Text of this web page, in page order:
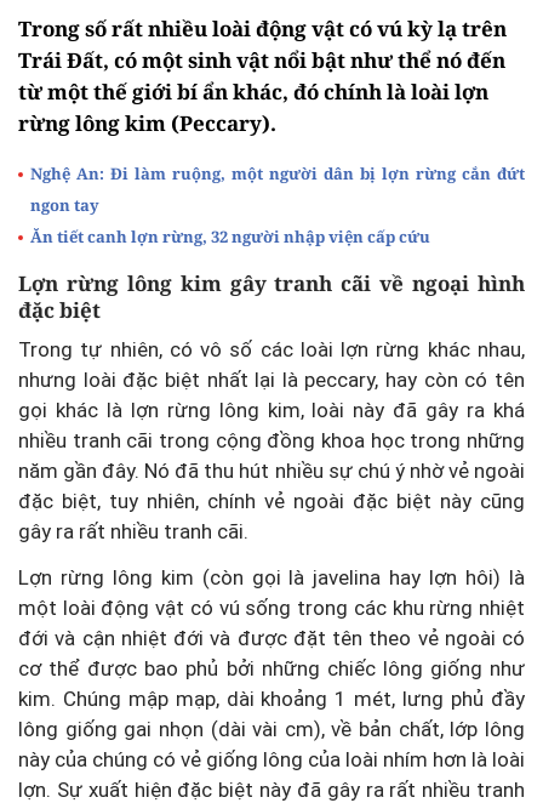
Trong số rất nhiều loài động vật có vú kỳ lạ trên
Trái Đất, có một sinh vật nổi bật như thể nó đến
từ một thế giới bí ẩn khác, đó chính là loài lợn
rừng lông kim (Peccary).
Nghệ An: Đi làm ruộng, một người dân bị lợn rừng cắn đứt
ngon tay
Ăn tiết canh lợn rừng, 32 người nhập viện cấp cứu
Lợn rừng lông kim gây tranh cãi về ngoại hình
đặc biệt
Trong tự nhiên, có vô số các loài lợn rừng khác nhau,
nhưng loài đặc biệt nhất lại là peccary, hay còn có tên
gọi khác là lợn rừng lông kim, loài này đã gây ra khá
nhiều tranh cãi trong cộng đồng khoa học trong những
năm gần đây. Nó đã thu hút nhiều sự chú ý nhờ vẻ ngoài
đặc biệt, tuy nhiên, chính vẻ ngoài đặc biệt này cũng
gây ra rất nhiều tranh cãi.
Lợn rừng lông kim (còn gọi là javelina hay lợn hôi) là
một loài động vật có vú sống trong các khu rừng nhiệt
đới và cận nhiệt đới và được đặt tên theo vẻ ngoài có
cơ thể được bao phủ bởi những chiếc lông giống như
kim. Chúng mập mạp, dài khoảng 1 mét, lưng phủ đầy
lông giống gai nhọn (dài vài cm), về bản chất, lớp lông
này của chúng có vẻ giống lông của loài nhím hơn là loài
lợn. Sự xuất hiện đặc biệt này đã gây ra rất nhiều tranh